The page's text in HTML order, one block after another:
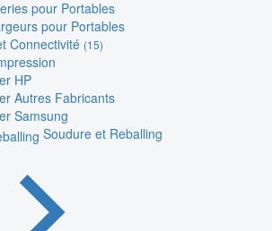
pour Portables
pour Portables
Connectivité (15)
HP
Autres Fabricants
Samsung
Soudure et Reballing